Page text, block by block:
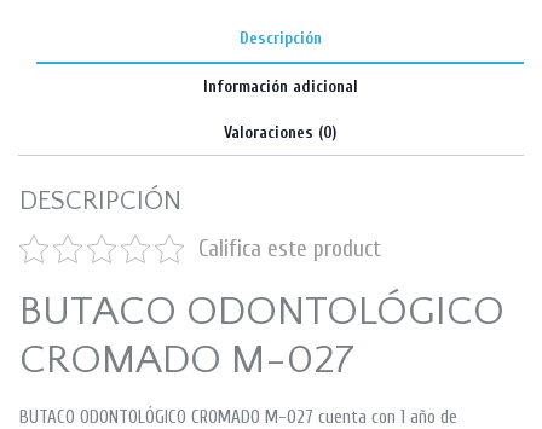
Descripción
Información adicional
Valoraciones (0)
DESCRIPCIÓN
Califica este product
BUTACO ODONTOLÓGICO
CROMADO M-027
BUTACO ODONTOLÓGICO CROMADO M-027 cuenta con 1 año de